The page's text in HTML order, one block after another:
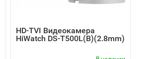
HD-TVI Видеокамера
HiWatch DS-T500L(B)(2.8mm)